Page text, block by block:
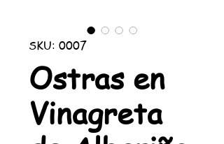
SKU: 0007
Ostras en
Vinagreta